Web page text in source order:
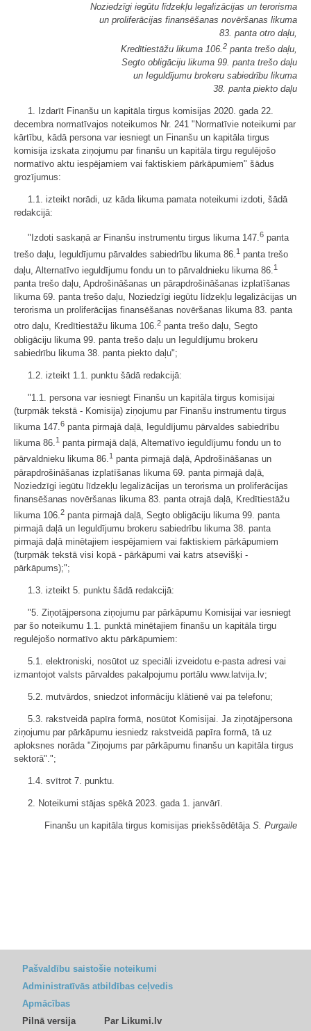
Noziedzīgi iegūtu līdzekļu legalizācijas un terorisma
un proliferācijas finansēšanas novēršanas likuma
83. panta otro daļu,
Kredītiestāžu likuma 106.2 panta trešo daļu,
Segto obligāciju likuma 99. panta trešo daļu
un Ieguldījumu brokeru sabiedrību likuma
38. panta piekto daļu
1. Izdarīt Finanšu un kapitāla tirgus komisijas 2020. gada 22.
decembra normatīvajos noteikumos Nr. 241 "Normatīvie noteikumi par
kārtību, kādā persona var iesniegt un Finanšu un kapitāla tirgus
komisija izskata ziņojumu par finanšu un kapitāla tirgu regulējošo
normatīvo aktu iespējamiem vai faktiskiem pārkāpumiem" šādus
grozījumus:
1.1. izteikt norādi, uz kāda likuma pamata noteikumi izdoti, šādā
redakcijā:
"Izdoti saskaņā ar Finanšu instrumentu tirgus likuma 147.6 panta
trešo daļu, Ieguldījumu pārvaldes sabiedrību likuma 86. 1 panta trešo
daļu, Alternatīvo ieguldījumu fondu un to pārvaldnieku likuma 86.1
panta trešo daļu, Apdrošināšanas un pārapdrošināšanas izplatīšanas
likuma 69. panta trešo daļu, Noziedzīgi iegūtu līdzekļu legalizācijas un
terorisma un proliferācijas finansēšanas novēršanas likuma 83. panta
otro daļu, Kredītiestāžu likuma 106.2 panta trešo daļu, Segto
obligāciju likuma 99. panta trešo daļu un Ieguldījumu brokeru
sabiedrību likuma 38. panta piekto daļu";
1.2. izteikt 1.1. punktu šādā redakcijā:
"1.1. persona var iesniegt Finanšu un kapitāla tirgus komisijai
(turpmāk tekstā - Komisija) ziņojumu par Finanšu instrumentu tirgus
likuma 147. 6 panta pirmajā daļā, Ieguldījumu pārvaldes sabiedrību
likuma 86.1 panta pirmajā daļā, Alternatīvo ieguldījumu fondu un to
pārvaldnieku likuma 86.1 panta pirmajā daļā, Apdrošināšanas un
pārapdrošināšanas izplatīšanas likuma 69. panta pirmajā daļā,
Noziedzīgi iegūtu līdzekļu legalizācijas un terorisma un proliferācijas
finansēšanas novēršanas likuma 83. panta otrajā daļā, Kredītiestāžu
likuma 106. 2 panta pirmajā daļā, Segto obligāciju likuma 99. panta
pirmajā daļā un Ieguldījumu brokeru sabiedrību likuma 38. panta
pirmajā daļā minētajiem iespējamiem vai faktiskiem pārkāpumiem
(turpmāk tekstā visi kopā - pārkāpumi vai katrs atsevišķi -
pārkāpums);";
1.3. izteikt 5. punktu šādā redakcijā:
"5. Ziņotājpersona ziņojumu par pārkāpumu Komisijai var iesniegt
par šo noteikumu 1.1. punktā minētajiem finanšu un kapitāla tirgu
regulējošo normatīvo aktu pārkāpumiem:
5.1. elektroniski, nosūtot uz speciāli izveidotu e-pasta adresi vai
izmantojot valsts pārvaldes pakalpojumu portālu www.latvija.lv;
5.2. mutvārdos, sniedzot informāciju klātienē vai pa telefonu;
5.3. rakstveidā papīra formā, nosūtot Komisijai. Ja ziņotājpersona
ziņojumu par pārkāpumu iesniedz rakstveidā papīra formā, tā uz
aploksnes norāda "Ziņojums par pārkāpumu finanšu un kapitāla tirgus
sektorā".";
1.4. svītrot 7. punktu.
2. Noteikumi stājas spēkā 2023. gada 1. janvārī.
Finanšu un kapitāla tirgus komisijas priekšsēdētāja S. Purgaile
Pašvaldību saistošie noteikumi
Administratīvās atbildības ceļvedis
Apmācības
Pilnā versija
Par Likumi.lv